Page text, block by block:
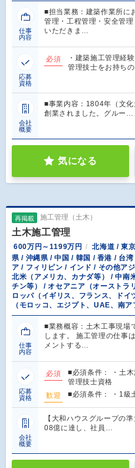
仕事
内容
■担当業務：建築作業所に
管理・工程管理・安全管
いただきま…
応募
資格
必須
・建築施工管理経
管理技士をお持ち
会社
概要
■事業内容：1804年（文
創業されました。グルー…
気になる
再掲載 施工管理（土木）
土木施工管理
600万円～1199万円
北海道 / 東
県 / 沖縄県 / 中国 / 韓国 / 香港 / 台
ア / フィリピン / インド / その他ア
北米（アメリカ、カナダ等） / 中南
チン等） / オセアニア（オーストラ
ロッパ（イギリス、フランス、ド
（モロッコ、エジプト、UAE、南
仕事
内容
■業務概容：土木工事現場
します。 施工管理の仕事
メントする…
応募
資格
必須
■必須条件： ・土
管理技士資格
歓迎
■必須条件： ・1級
会社
概要
【大和ハウスグループの
08億に達し、社員…